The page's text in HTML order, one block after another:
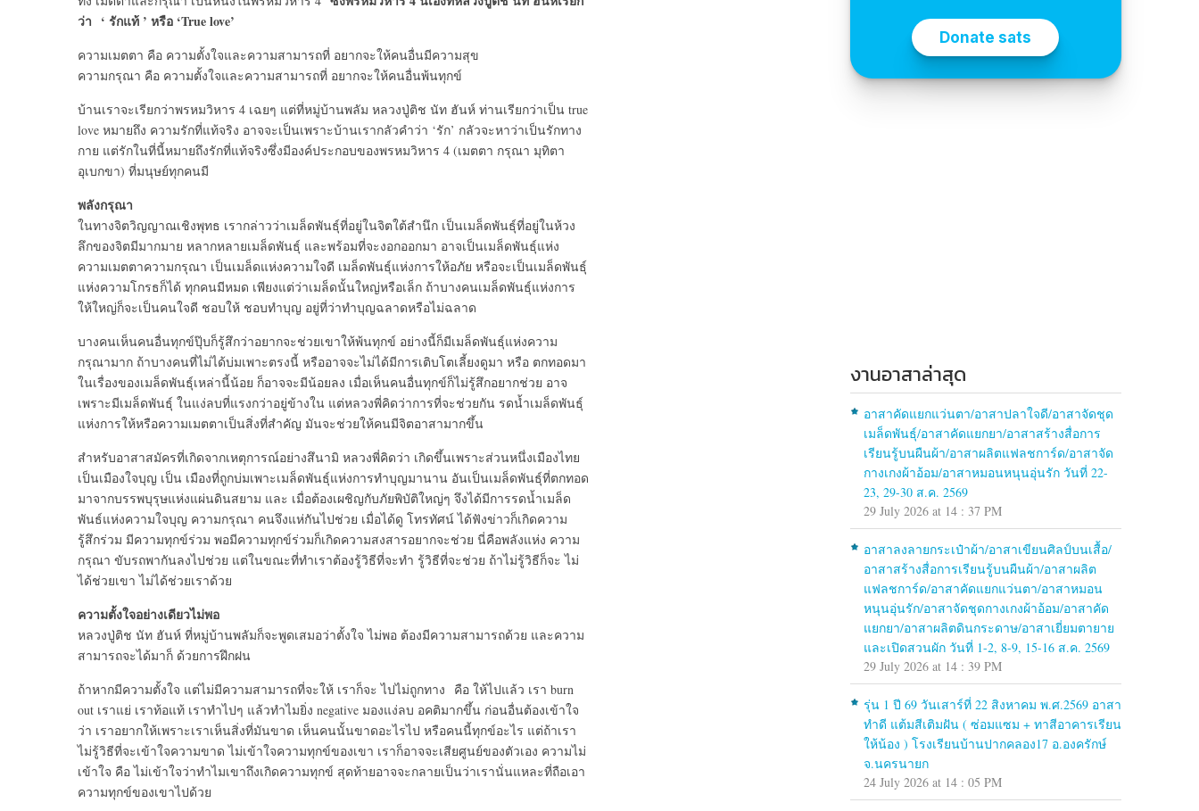
ว่า ‘ รักแท้ ’ หรือ ‘True love’
ความเมตตา คือ ความตั้งใจและความสามารถที่ อยากจะให้คนอื่นมีความสุข
ความกรุณา คือ ความตั้งใจและความสามารถที่ อยากจะให้คนอื่นพ้นทุกข์
บ้านเราจะเรียกว่าพรหมวิหาร 4 เฉยๆ แต่ที่หมู่บ้านพลัม หลวงปู่ติช นัท ฮันห์ ท่านเรียกว่าเป็น true
love หมายถึง ความรักที่แท้จริง อาจจะเป็นเพราะบ้านเรากลัวคำว่า ‘รัก’ กลัวจะหาว่าเป็นรักทาง
กาย แต่รักในที่นี้หมายถึงรักที่แท้จริงซึ่งมีองค์ประกอบของพรหมวิหาร 4 (เมตตา กรุณา มุทิตา
อุเบกขา) ที่มนุษย์ทุกคนมี
พลังกรุณา
ในทางจิตวิญญาณเชิงพุทธ เรากล่าวว่าเมล็ดพันธุ์ที่อยู่ในจิตใต้สำนึก เป็นเมล็ดพันธุ์ที่อยู่ในห้วง
ลึกของจิตมีมากมาย หลากหลายเมล็ดพันธุ์ และพร้อมที่จะงอกออกมา อาจเป็นเมล็ดพันธุ์แห่ง
ความเมตตาความกรุณา เป็นเมล็ดแห่งความใจดี เมล็ดพันธุ์แห่งการให้อภัย หรือจะเป็นเมล็ดพันธุ์
แห่งความโกรธก็ได้ ทุกคนมีหมด เพียงแต่ว่าเมล็ดนั้นใหญ่หรือเล็ก ถ้าบางคนเมล็ดพันธุ์แห่งการ
ให้ใหญ่ก็จะเป็นคนใจดี ชอบให้ ชอบทำบุญ อยู่ที่ว่าทำบุญฉลาดหรือไม่ฉลาด
บางคนเห็นคนอื่นทุกข์ปุ๊บก็รู้สึกว่าอยากจะช่วยเขาให้พ้นทุกข์ อย่างนี้ก็มีเมล็ดพันธุ์แห่งความ
กรุณามาก ถ้าบางคนที่ไม่ได้บ่มเพาะตรงนี้ หรืออาจจะไม่ได้มีการเติบโตเลี้ยงดูมา หรือ ตกทอดมา
ในเรื่องของเมล็ดพันธุ์เหล่านี้น้อย ก็อาจจะมีน้อยลง เมื่อเห็นคนอื่นทุกข์ก็ไม่รู้สึกอยากช่วย อาจ
เพราะมีเมล็ดพันธุ์ ในแง่ลบที่แรงกว่าอยู่ข้างใน แต่หลวงพี่คิดว่าการที่จะช่วยกัน รดน้ำเมล็ดพันธุ์
แห่งการให้หรือความเมตตาเป็นสิ่งที่สำคัญ มันจะช่วยให้คนมีจิตอาสามากขึ้น
สำหรับอาสาสมัครที่เกิดจากเหตุการณ์อย่างสึนามิ หลวงพี่คิดว่า เกิดขึ้นเพราะส่วนหนึ่งเมืองไทย
เป็นเมืองใจบุญ เป็น เมืองที่ถูกบ่มเพาะเมล็ดพันธุ์แห่งการทำบุญมานาน อันเป็นเมล็ดพันธุ์ที่ตกทอด
มาจากบรรพบุรุษแห่งแผ่นดินสยาม และ เมื่อต้องเผชิญกับภัยพิบัติใหญ่ๆ จึงได้มีการรดน้ำเมล็ด
พันธ์แห่งความใจบุญ ความกรุณา คนจึงแห่กันไปช่วย เมื่อได้ดู โทรทัศน์ ได้ฟังข่าวก็เกิดความ
รู้สึกร่วม มีความทุกข์ร่วม พอมีความทุกข์ร่วมก็เกิดความสงสารอยากจะช่วย นี่คือพลังแห่ง ความ
กรุณา ขับรถพากันลงไปช่วย แต่ในขณะที่ทำเราต้องรู้วิธีที่จะทำ รู้วิธีที่จะช่วย ถ้าไม่รู้วิธีก็จะ ไม่
ได้ช่วยเขา ไม่ได้ช่วยเราด้วย
ความตั้งใจอย่างเดียวไม่พอ
หลวงปู่ติช นัท ฮันห์ ที่หมู่บ้านพลัมก็จะพูดเสมอว่าตั้งใจ ไม่พอ ต้องมีความสามารถด้วย และความ
สามารถจะได้มาก็ ด้วยการฝึกฝน
ถ้าหากมีความตั้งใจ แต่ไม่มีความสามารถที่จะให้ เราก็จะ ไปไม่ถูกทาง คือ ให้ไปแล้ว เรา burn
out เราแย่ เราท้อแท้ เราทำไปๆ แล้วทำไมยิ่ง negative มองแง่ลบ อคติมากขึ้น ก่อนอื่นต้องเข้าใจ
ว่า เราอยากให้เพราะเราเห็นสิ่งที่มันขาด เห็นคนนั้นขาดอะไรไป หรือคนนี้ทุกข์อะไร แต่ถ้าเรา
ไม่รู้วิธีที่จะเข้าใจความขาด ไม่เข้าใจความทุกข์ของเขา เราก็อาจจะเสียศูนย์ของตัวเอง ความไม่
เข้าใจ คือ ไม่เข้าใจว่าทำไมเขาถึงเกิดความทุกข์ สุดท้ายอาจจะกลายเป็นว่าเรานั่นแหละที่ถือเอา
ความทุกข์ของเขาไปด้วย
งานอาสาล่าสุด
อาสาคัดแยกแว่นตา/อาสาปลาใจดี/อาสาจัดชุด
เมล็ดพันธุ์/อาสาคัดแยกยา/อาสาสร้างสื่อการ
เรียนรู้บนผืนผ้า/อาสาผลิตแฟลชการ์ด/อาสาจัด
กางเกงผ้าอ้อม/อาสาหมอนหนุนอุ่นรัก วันที่ 22-
23, 29-30 ส.ค. 2569
29 July 2026 at 14 : 37 PM
อาสาลงลายกระเป๋าผ้า/อาสาเขียนศิลป์บนเสื้อ/
อาสาสร้างสื่อการเรียนรู้บนผืนผ้า/อาสาผลิต
แฟลชการ์ด/อาสาคัดแยกแว่นตา/อาสาหมอน
หนุนอุ่นรัก/อาสาจัดชุดกางเกงผ้าอ้อม/อาสาคัด
แยกยา/อาสาผลิตดินกระดาษ/อาสาเยี่ยมตายาย
และเปิดสวนผัก วันที่ 1-2, 8-9, 15-16 ส.ค. 2569
29 July 2026 at 14 : 39 PM
รุ่น 1 ปี 69 วันเสาร์ที่ 22 สิงหาคม พ.ศ.2569 อาสา
ทำดี แต้มสีเติมฝัน ( ซ่อมแซม + ทาสีอาคารเรียน
ให้น้อง ) โรงเรียนบ้านปากคลอง17 อ.องครักษ์
จ.นครนายก
24 July 2026 at 14 : 05 PM